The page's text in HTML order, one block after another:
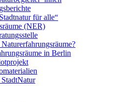
für alle“
(NER)
in Berlin